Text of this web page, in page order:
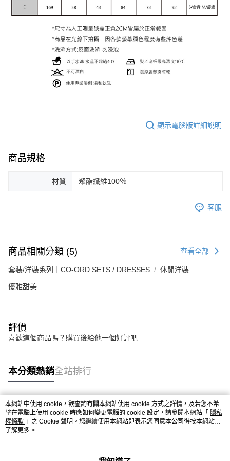
顯示電腦版詳細說明
商品規格
材質 聚酯纖維100％
客服
商品相關分類 (5) 查看全部
套裝/洋裝系列｜CO-ORD SETS / DRESSES 休閒洋裝
優雅甜美
評價
喜歡這個商品嗎？購買後給他一個好評吧
本分類熱銷全站排行
熱門標籤
本網站中使用 cookie，欲查詢有關本網站使用 cookie 方式之詳情，及若您不希
望在電腦上使用 cookie 時應如何變更電腦的 cookie 設定，請參閱本網站「 隱私
權條款 」之 Cookie 聲明。您繼續使用本網站即表示您同意本公司得按本網站使
用條款之 Cookie 聲明使用 cookie。
了解更多 >